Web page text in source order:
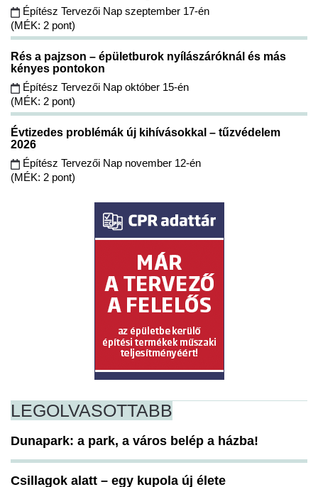
Építész Tervezői Nap szeptember 17-én
(MÉK: 2 pont)
Rés a pajzson – épületburok nyílászáróknál és más
kényes pontokon
Építész Tervezői Nap október 15-én
(MÉK: 2 pont)
Évtizedes problémák új kihívásokkal – tűzvédelem
2026
Építész Tervezői Nap november 12-én
(MÉK: 2 pont)
LEGOLVASOTTABB
Dunapark: a park, a város belép a házba!
Csillagok alatt – egy kupola új élete